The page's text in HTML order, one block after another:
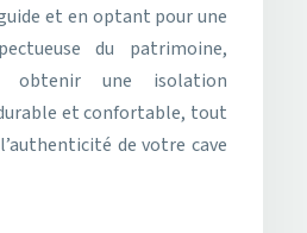
et en optant pour une
du patrimoine,
obtenir une isolation
et confortable, tout
de votre cave